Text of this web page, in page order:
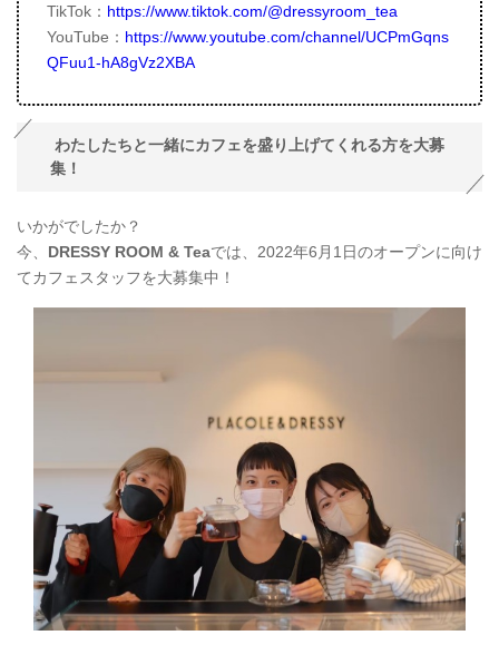
TikTok： https://www.tiktok.com/@dressyroom_tea
YouTube： https://www.youtube.com/channel/UCPmGqns
QFuu1-hA8gVz2XBA
わたしたちと一緒にカフェを盛り上げてくれる方を大募
集！
いかがでしたか？
今、 DRESSY ROOM & Teaでは、2022年6月1日のオープンに向け
てカフェスタッフを大募集中！